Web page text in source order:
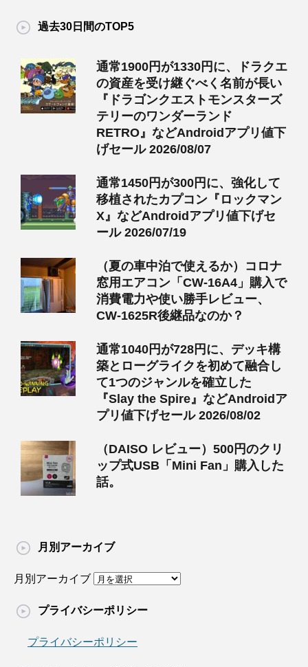
過去30日間のTOP5
通常1900円が1330円に、ドラクエ
の資産を受け継ぐべく名前が長い
『ドラゴンクエストモンスターズ
テリーのワンダーランド
RETRO』などAndroidアプリ値下
げセール 2026/08/07
通常1450円が300円に、強化して
移植されたカプコン『ロックマン
X』などAndroidアプリ値下げセ
ール 2026/07/19
（夏の車中泊で使えるか）コロナ
窓用エアコン「CW-16A4」購入で
消費電力や使い勝手レビュー、
CW-1625R後継品なのか？
通常1040円が728円に、デッキ構
築とローグライクを初めて融合し
て1つのジャンルを確立した
『Slay the Spire』などAndroidア
プリ値下げセール 2026/08/02
（DAISO レビュー）500円のクリ
ップ式USB「Mini Fan」購入した
話。
月別アーカイブ
月別アーカイブ
プライバシーポリシー
プライバシーポリシー